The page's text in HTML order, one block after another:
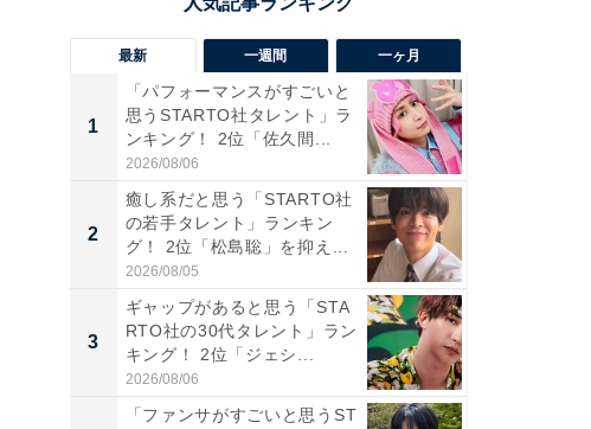
最新 一週間 一ヶ月
1
「パフォーマンスがすごいと
思うSTARTO社タレント」ラ
ンキング！ 2位「佐久間...
2026/08/06
2
癒し系だと思う「STARTO社
の若手タレント」ランキン
グ！ 2位「松島聡」を抑え...
2026/08/05
3
ギャップがあると思う「STA
RTO社の30代タレント」ラン
キング！ 2位「ジェシ...
2026/08/06
「ファンサがすごいと思うST